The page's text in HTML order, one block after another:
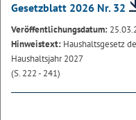
Gesetzblatt 2026 Nr. 32
Veröffentlichungsdatum:
Hinweistext: Haushaltsgesetz
Haushaltsjahr 2027
(S. 222 - 241)